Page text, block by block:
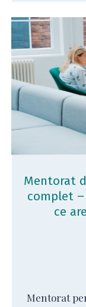
Mentorat
complet
ce
Mentorat